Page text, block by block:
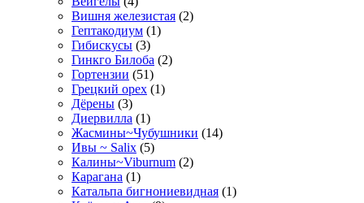
Вишня железистая (2)
Гептакодиум (1)
Гибискусы (3)
Гинкго Билоба (2)
Гортензии (51)
Грецкий орех (1)
Дёрены (3)
Диервилла (1)
Жасмины~Чубушники (14)
Ивы ~ Salix (5)
Калины~Viburnum (2)
Карагана (1)
Катальпа бигнониевидная (1)